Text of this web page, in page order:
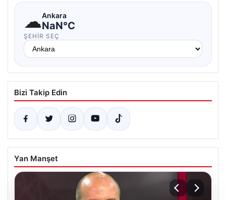
☁Ankara
NaN°C
ŞEHIR SEÇ
Bizi Takip Edin
Yan Manşet